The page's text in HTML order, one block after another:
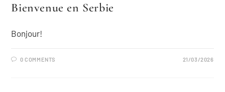
Bienvenue en Serbie
Bonjour!
0 COMMENTS 21/03/2026